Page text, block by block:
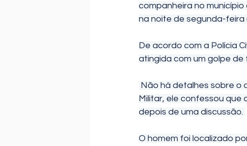
companheira no
na noite de segunda-feira
De acordo com a Polícia
atingida com um golpe de
Militar, ele confessou que
depois de uma discussão.
O homem foi localizado